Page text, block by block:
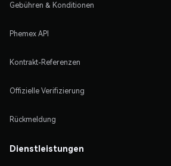
Gebühren & Konditionen
Phemex API
Kontrakt-Referenzen
Offizielle Verifizierung
Rückmeldung
Dienstleistungen